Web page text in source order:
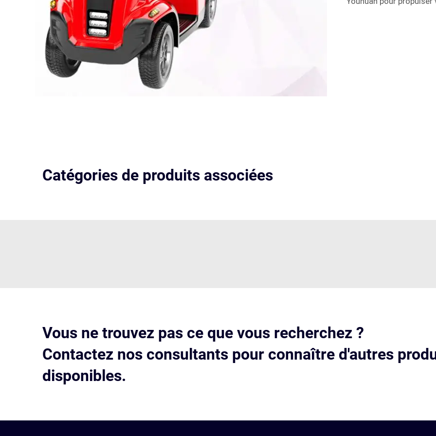
Catégories de produits associées
Vous ne trouvez pas ce que vous recherchez ?
Contactez nos consultants pour connaître d'autres
disponibles.